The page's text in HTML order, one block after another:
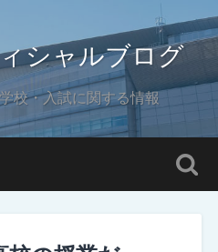
シャルブログ
校・入試に関する情報